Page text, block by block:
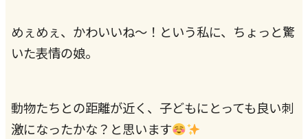
めぇめぇ、かわいいね～！という私に、ちょっと驚
いた表情の娘。
動物たちとの距離が近く、子どもにとっても良い刺
激になったかな？と思います